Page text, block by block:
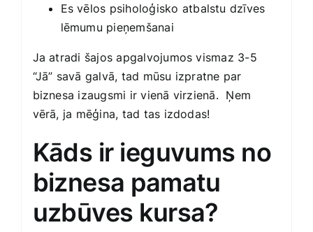
Es vēlos psiholoģisko atbalstu dzīves
lēmumu pieņemšanai
Ja atradi šajos apgalvojumos vismaz 3-5
“Jā” savā galvā, tad mūsu izpratne par
biznesa izaugsmi ir vienā virzienā. Ņem
vērā, ja mēģina, tad tas izdodas!
Kāds ir ieguvums no
biznesa pamatu
uzbūves kursa?